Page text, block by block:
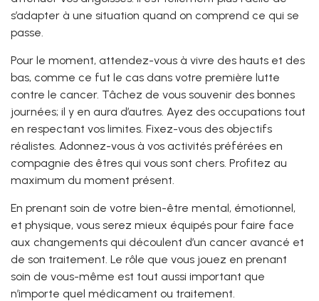
s’adapter à une situation quand on comprend ce qui se
passe.
Pour le moment, attendez-vous à vivre des hauts et des
bas, comme ce fut le cas dans votre première lutte
contre le cancer. Tâchez de vous souvenir des bonnes
journées; il y en aura d’autres. Ayez des occupations tout
en respectant vos limites. Fixez-vous des objectifs
réalistes. Adonnez-vous à vos activités préférées en
compagnie des êtres qui vous sont chers. Profitez au
maximum du moment présent.
En prenant soin de votre bien-être mental, émotionnel,
et physique, vous serez mieux équipés pour faire face
aux changements qui découlent d’un cancer avancé et
de son traitement. Le rôle que vous jouez en prenant
soin de vous-même est tout aussi important que
n’importe quel médicament ou traitement.